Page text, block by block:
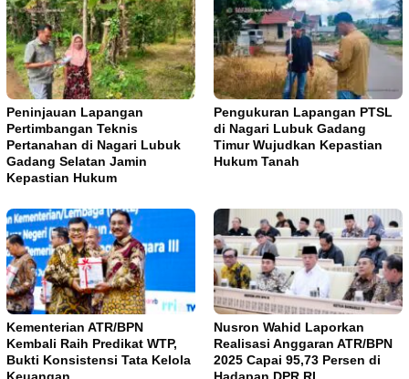
Peninjauan Lapangan
Pertimbangan Teknis
Pertanahan di Nagari Lubuk
Gadang Selatan Jamin
Kepastian Hukum
Pengukuran Lapangan PTSL
di Nagari Lubuk Gadang
Timur Wujudkan Kepastian
Hukum Tanah
Kementerian ATR/BPN
Kembali Raih Predikat WTP,
Bukti Konsistensi Tata Kelola
Keuangan
Nusron Wahid Laporkan
Realisasi Anggaran ATR/BPN
2025 Capai 95,73 Persen di
Hadapan DPR RI